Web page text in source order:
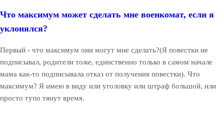
Что максимум может сделать мне военкомат, если я
уклонялся?
Первый - что максимум они могут мне сделать?(Я повестки не
подписывал, родители тоже, единственно только в самом начале
мама как-то подписывала отказ от получения повестки). Что
максимум? Я имею в виду или уголовку или штраф большой, или
просто тупо тянут время.